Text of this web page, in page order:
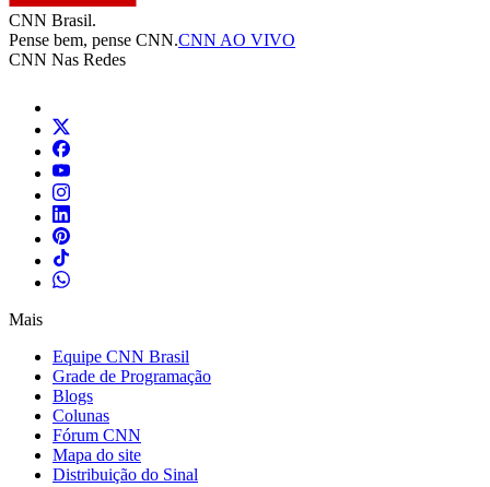
CNN Brasil.
Pense bem, pense CNN.CNN AO VIVO
CNN Nas Redes
Mais
Equipe CNN Brasil
Grade de Programação
Blogs
Colunas
Fórum CNN
Mapa do site
Distribuição do Sinal